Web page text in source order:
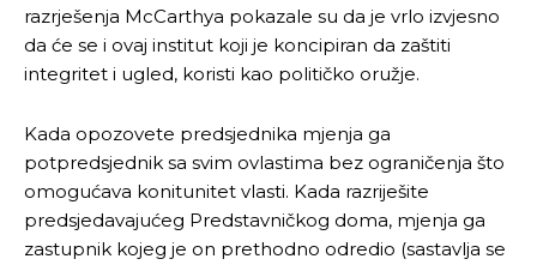
razrješenja McCarthya pokazale su da je vrlo izvjesno
da će se i ovaj institut koji je koncipiran da zaštiti
integritet i ugled, koristi kao političko oružje.
Kada opozovete predsjednika mjenja ga
potpredsjednik sa svim ovlastima bez ograničenja što
omogućava konitunitet vlasti. Kada razriješite
predsjedavajućeg Predstavničkog doma, mjenja ga
zastupnik kojeg je on prethodno odredio (sastavlja se